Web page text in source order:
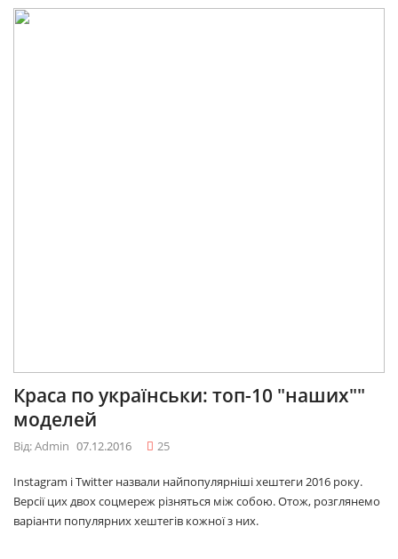
Краса по українськи: топ-10 "наших""
моделей
Від: Admin 07.12.2016 25
Instagram і Twitter назвали найпопулярніші хештеги 2016 року.
Версії цих двох соцмереж різняться між собою. Отож, розглянемо
варіанти популярних хештегів кожної з них.